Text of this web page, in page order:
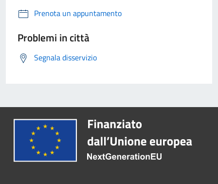
Prenota un appuntamento
Problemi in città
Segnala disservizio